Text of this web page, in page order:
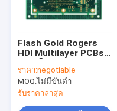
Flash Gold Rogers
HDI Multilayer PCBs
Silver
ราคา:negotiable
MOQ:ไม่มีขั้นต่ำ
รับราคาล่าสุด